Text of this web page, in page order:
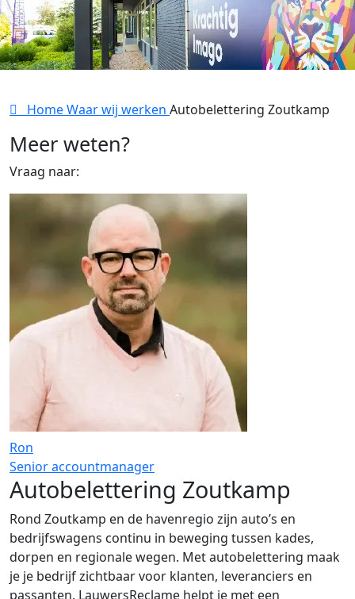
HomeWaar wij werken Autobelettering Zoutkamp
Meer weten?
Vraag naar:
Ron
Senior accountmanager
Autobelettering Zoutkamp
Rond Zoutkamp en de havenregio zijn auto’s en
bedrijfswagens continu in beweging tussen kades,
dorpen en regionale wegen. Met autobelettering maak
je je bedrijf zichtbaar voor klanten, leveranciers en
passanten. LauwersReclame helpt je met een